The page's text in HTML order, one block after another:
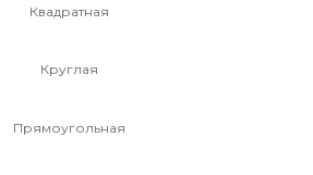
Квадратная
Круглая
Прямоугольная